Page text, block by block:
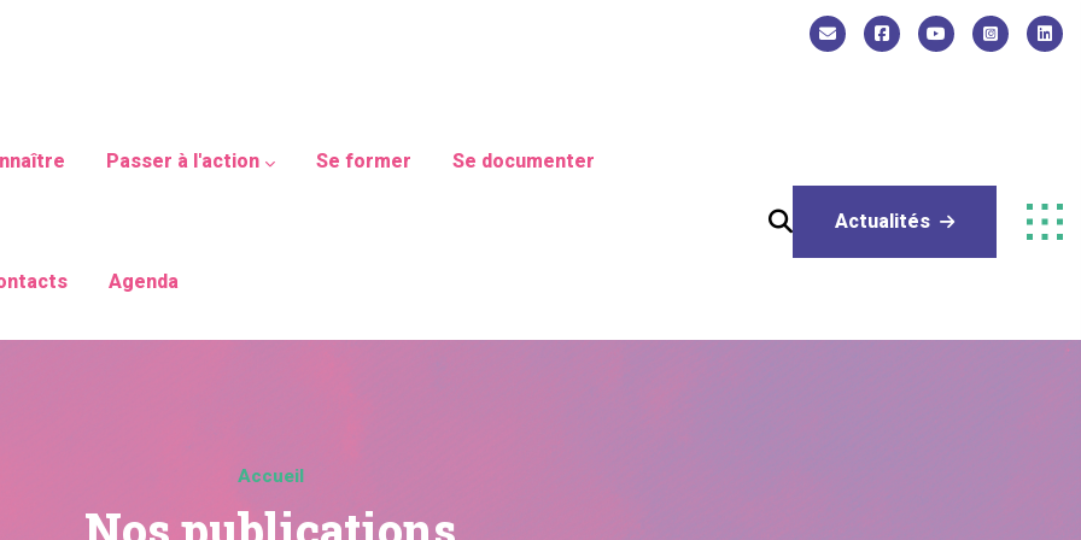
Passer à l'action Se former Se documenter
Agenda
Actualités
Accueil